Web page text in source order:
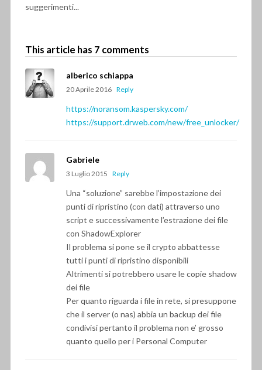
suggerimenti...
This article has 7 comments
alberico schiappa
20 Aprile 2016 Reply
https://noransom.kaspersky.com/
https://support.drweb.com/new/free_unlocker/
Gabriele
3 Luglio 2015 Reply
Una “soluzione” sarebbe l’impostazione dei
punti di ripristino (con dati) attraverso uno
script e successivamente l’estrazione dei file
con ShadowExplorer
Il problema si pone se il crypto abbattesse
tutti i punti di ripristino disponibili
Altrimenti si potrebbero usare le copie shadow
dei file
Per quanto riguarda i file in rete, si presuppone
che il server (o nas) abbia un backup dei file
condivisi pertanto il problema non e’ grosso
quanto quello per i Personal Computer